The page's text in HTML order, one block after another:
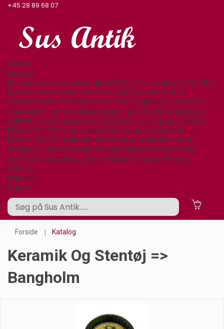
+45 28 89 68 07
Forside
Katalog
Keramik og stentøj Figurer. Kgl. B&G, mm. Varia Glasservice Glas,
Karafler,kander,vaser Specielle og gamle glas Bing og
Grøndahl spise-kaffestel Royal Copenhagen spise-kaffestel
Tyske spise- kaffestel Lyngby spise- kaffestel Rørstrand spise-
kaffestel Desiree spise- og kaffestel Aluminia spise- kaffestel
Kjøbenhavns Porcellains Maleri Arabia spise-kaffestel
Knabstrup spise-kaffestel Diverse spise- kaffestel Platter /
årsklokker/ Årskrus Lamper/belysning Bestik sølvplet, stål
Sølv/Guld Afbilledede bøger Billedkunst Møbler Nyheder
Nyheder
Butikken
Log ind
Forside Katalog
Keramik Og Stentøj =>
Bangholm